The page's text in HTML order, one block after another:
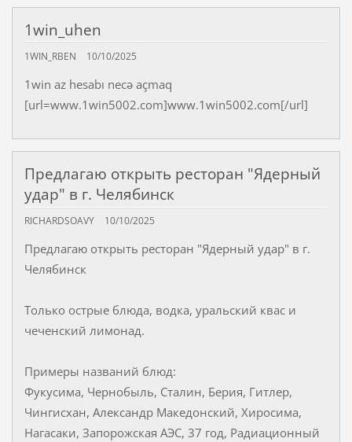
1win_uhen
1WIN_RBEN 10/10/2025
1win az hesabı necə açmaq
[url=www.1win5002.com]www.1win5002.com[/url]
Предлагаю открыть ресторан "Ядерный
удар" в г. Челябинск
RICHARDSOAVY 10/10/2025
Предлагаю открыть ресторан "Ядерный удар" в г.
Челябинск
Только острые блюда, водка, уральский квас и
чеченский лимонад.
Примеры названий блюд:
Фукусима, Чернобыль, Сталин, Берия, Гитлер,
Чингисхан, Александр Македонский, Хиросима,
Нагасаки, Запорожская АЭС, 37 год, Радиационный